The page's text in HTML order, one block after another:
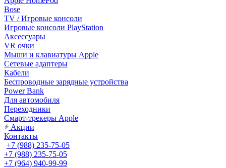
Bose
TV / Игровые консоли
Игровые консоли PlayStation
Аксессуары
VR очки
Мыши и клавиатуры Apple
Сетевые адаптеры
Кабели
Беспроводные зарядные устройства
Power Bank
Для автомобиля
Переходники
Смарт-трекеры Apple
Акции
Контакты
+7 (988) 235-75-05
+7 (988) 235-75-05
+7 (964) 940-99-99